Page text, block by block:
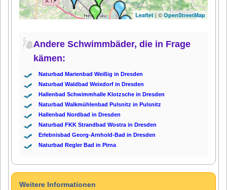
Leaflet| © OpenStreetMap
Andere Schwimmbäder, die in Frage
kämen:
Naturbad Marienbad Weißig in Dresden
Naturbad Waldbad Weixdorf in Dresden
Hallenbad Schwimmhalle Klotzsche in Dresden
Naturbad Walkmühlenbad Pulsnitz in Pulsnitz
Hallenbad Nordbad in Dresden
Naturbad FKK Strandbad Wostra in Dresden
Erlebnisbad Georg-Arnhold-Bad in Dresden
Naturbad Regler Bad in Pirna
Weitere Informationen